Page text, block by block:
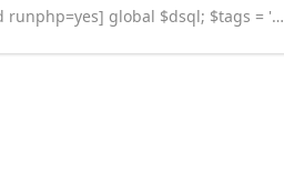
[field:id runphp=yes] global $dsql; $tags = ''; $query = "SELECT tag FROM `#@__taglist` WHERE aid='@me' "; $dsql->Execute('tag',$query); while($row = $dsql->GetArray('tag')) { $tags .= "#